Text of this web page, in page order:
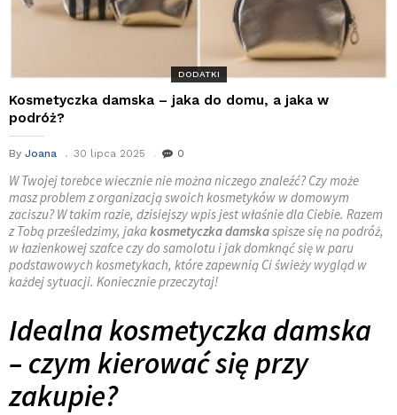
DODATKI
Kosmetyczka damska – jaka do domu, a jaka w
podróż?
By Joana 30 lipca 2025 0
W Twojej torebce wiecznie nie można niczego znaleźć? Czy może
masz problem z organizacją swoich kosmetyków w domowym
zaciszu? W takim razie, dzisiejszy wpis jest właśnie dla Ciebie. Razem
z Tobą prześledzimy, jakakosmetyczka damskaspisze się na podróż,
w łazienkowej szafce czy do samolotu i jak domknąć się w paru
podstawowych kosmetykach, które zapewnią Ci świeży wygląd w
każdej sytuacji. Koniecznie przeczytaj!
Idealna kosmetyczka damska
– czym kierować się przy
zakupie?